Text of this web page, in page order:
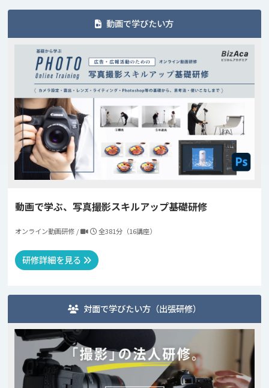
動画で学びたい方
動画で学ぶ、写真撮影スキルアップ基礎研修
オンライン動画研修 / 全381分（16講座）
研修詳細を見る
対面で学びたい方（出張研修）